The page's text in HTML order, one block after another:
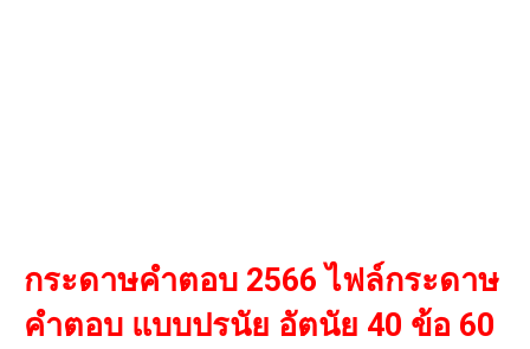
กระดาษคำตอบ 2566 ไฟล์กระดาษ
คำตอบ แบบปรนัย อัตนัย 40 ข้อ 60